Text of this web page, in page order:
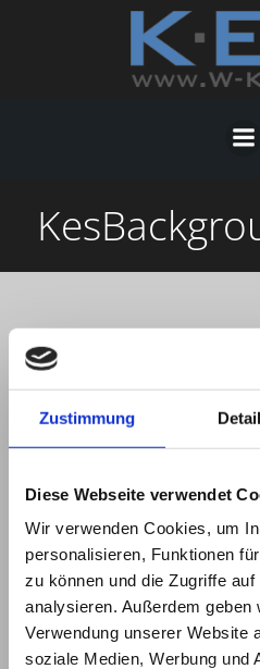
Zustimmung
Diese Webseite verwendet
Wir verwenden Cookies, um
personalisieren, Funktionen
zu können und die Zugriffe
analysieren. Außerdem
Verwendung unserer Website
soziale Medien, Werbung und
Der KesBackGroundworker
mit der Sinumerik Operate
und beendet wird. In
der
Werkstückverwaltung
des aktuellen
vorhandene Typen